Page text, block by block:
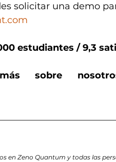
solicitar una demo
estudiantes / 9,3
sobre
en Zeno Quantum y todas las